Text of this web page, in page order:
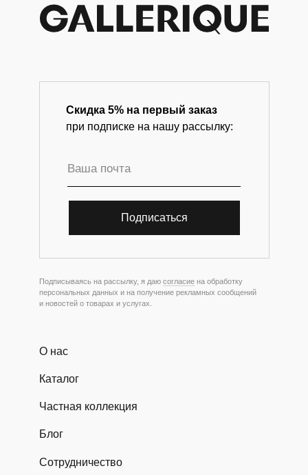
Скидка 5% на первый заказ
при подписке на нашу рассылку:
Подписываясь на рассылку, я даю согласие на обработку
персональных данных и на получение рекламных сообщений
и новостей о товарах и услугах.
Каталог
О нас
Блог
Частная коллекция
Сотрудничество
Подписаться